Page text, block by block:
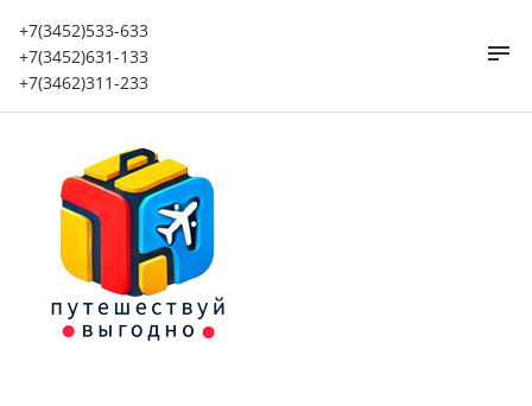
+7(3452)533-633
+7(3452)631-133
+7(3462)311-233